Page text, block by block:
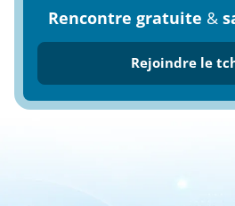
Rencontre gratuite &
Rejoindre le